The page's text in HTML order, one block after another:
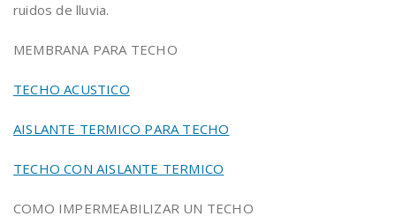
ruidos de lluvia.
MEMBRANA PARA TECHO
TECHO ACUSTICO
AISLANTE TERMICO PARA TECHO
TECHO CON AISLANTE TERMICO
COMO IMPERMEABILIZAR UN TECHO